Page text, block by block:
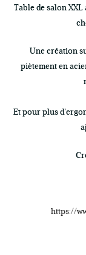
Table de salon
Une création
piètement en
Et pour plus
https://